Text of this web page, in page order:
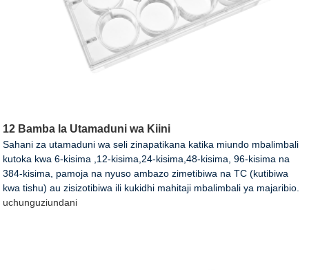
12 Bamba la Utamaduni wa Kiini
Sahani za utamaduni wa seli zinapatikana katika miundo mbalimbali
kutoka kwa 6-kisima ,12-kisima,24-kisima,48-kisima, 96-kisima na
384-kisima, pamoja na nyuso ambazo zimetibiwa na TC (kutibiwa
kwa tishu) au zisizotibiwa ili kukidhi mahitaji mbalimbali ya majaribio.
uchunguziundani